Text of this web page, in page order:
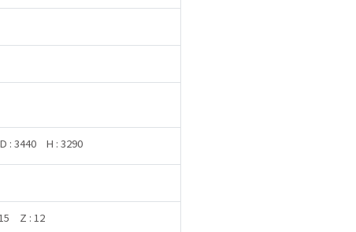
D : 3440 H : 3290
Z : 12